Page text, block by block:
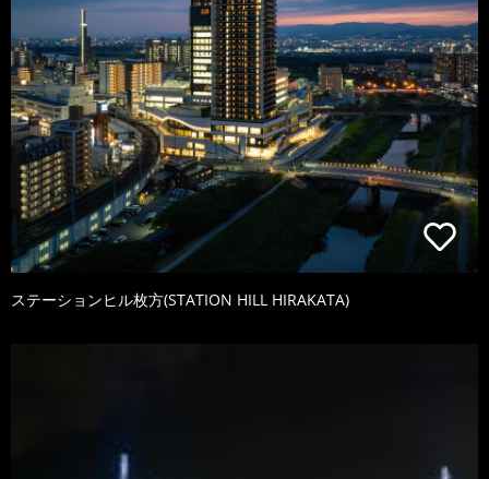
ステーションヒル枚方(STATION HILL HIRAKATA)